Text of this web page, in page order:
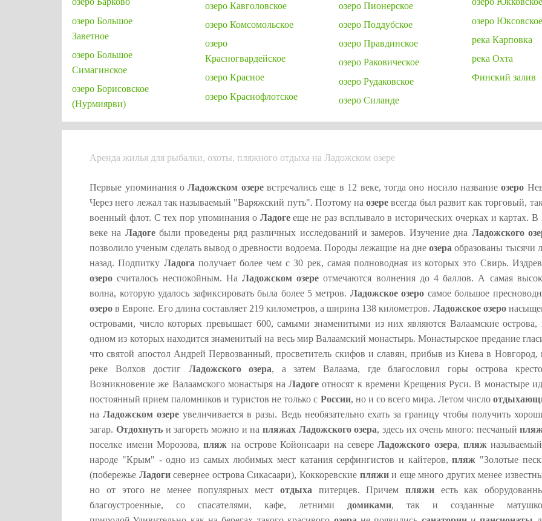
озеро Большое
Заветное
озеро Большое
Симагинское
озеро Борисовское
(Нурмиярви)
озеро Кавголовское
озеро Комсомольское
озеро
Красногвардейское
озеро Красное
озеро Краснофлотское
озеро Пионерское
озеро Поддубское
озеро Правдинское
озеро Раковическое
озеро Рудаковское
озеро Силанде
озеро Юксовское
река Карповка
река Охта
Финский залив
Аренда жилья для рыбалки, охоты, пляжного отдыха на Ладожском озере
Первые упоминания оЛадожском озеревстречались еще в 12 веке, тогда оно носило названиеозеро
Через него лежал так называемый "Варяжский путь". Поэтому наозере всегда был развит как торговый,
военный флот. С тех пор упоминания о Ладогееще не раз всплывало в исторических очерках и картах. В
веке на Ладогебыли проведены ряд различных исследований и замеров. Изучение дна Ладожского
позволило ученым сделать вывод о древности водоема. Породы лежащие на днеозера образованы тысячи
назад. Подпитку Ладогаполучает более чем с 30 рек, самая полноводная из которых это Свирь.
озеро считалось неспокойным. На Ладожском озере отмечаются волнения до 4 баллов. А самая
волна, которую удалось зафиксировать была более 5 метров. Ладожское озеро самое большое
озеро в Европе. Его длина составляет 219 километров, а ширина 138 километров. Ладожское озеро
островами, число которых превышает 600, самыми знаменитыми из них являются Валаамские острова,
одном из которых находится знаменитый на весь мир Валаамский монастырь. Монастырское предание
что святой апостол Андрей Первозванный, просветитель скифов и славян, прибыв из Киева в Новгород,
реке Волхов достиг Ладожского озера, а затем Валаама, где благословил горы острова
Возникновение же Валаамского монастыря наЛадоге относят к времени Крещения Руси. В монастыре
постоянный прием паломников и туристов не только с России, но и со всего мира. Летом число
наЛадожском озере увеличивается в разы. Ведь необязательно ехать за границу чтобы получить
загар. Отдохнутьи загореть можно и на пляжах Ладожского озера, здесь их очень много: песчаный
поселке имени Морозова,пляж на острове Койонсаари на севереЛадожского озера,пляж
народе "Крым" - одно из самых любимых мест катания серфингистов и кайтеров,пляж "Золотые
(побережье Ладогисевернее острова Сикасаари), Коккоревские пляжии еще много других менее
но от этого не менее популярных мест отдыхапитерцев. Причем пляжиесть как
благоустроенные, со спасателями, кафе, летними домиками, так и созданные